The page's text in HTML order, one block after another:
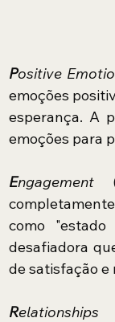
Positive
emoções
esperança. A
emoções para
Engagement
como
desafiadora
de satisfação e
Relationships